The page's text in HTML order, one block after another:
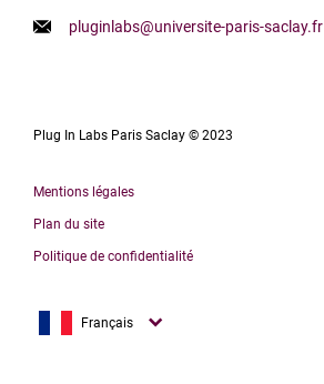
pluginlabs@universite-paris-saclay.fr
Plug In Labs Paris Saclay © 2023
Mentions légales
Plan du site
Politique de confidentialité
Français